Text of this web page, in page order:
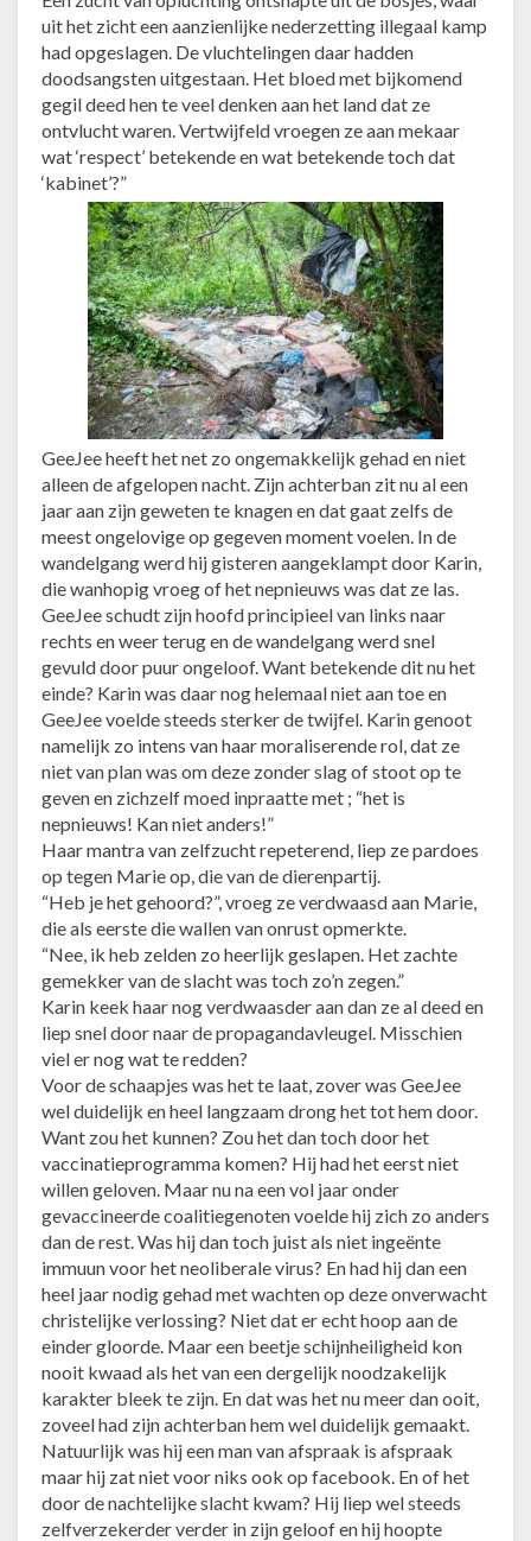
uit het zicht een aanzienlijke nederzetting illegaal kamp
had opgeslagen. De vluchtelingen daar hadden
doodsangsten uitgestaan. Het bloed met bijkomend
gegil deed hen te veel denken aan het land dat ze
ontvlucht waren. Vertwijfeld vroegen ze aan mekaar
wat ‘respect’ betekende en wat betekende toch dat
‘kabinet’?”
GeeJee heeft het net zo ongemakkelijk gehad en niet
alleen de afgelopen nacht. Zijn achterban zit nu al een
jaar aan zijn geweten te knagen en dat gaat zelfs de
meest ongelovige op gegeven moment voelen. In de
wandelgang werd hij gisteren aangeklampt door Karin,
die wanhopig vroeg of het nepnieuws was dat ze las.
GeeJee schudt zijn hoofd principieel van links naar
rechts en weer terug en de wandelgang werd snel
gevuld door puur ongeloof. Want betekende dit nu het
einde? Karin was daar nog helemaal niet aan toe en
GeeJee voelde steeds sterker de twijfel. Karin genoot
namelijk zo intens van haar moraliserende rol, dat ze
niet van plan was om deze zonder slag of stoot op te
geven en zichzelf moed inpraatte met ; “het is
nepnieuws! Kan niet anders!”
Haar mantra van zelfzucht repeterend, liep ze pardoes
op tegen Marie op, die van de dierenpartij.
“Heb je het gehoord?”, vroeg ze verdwaasd aan Marie,
die als eerste die wallen van onrust opmerkte.
“Nee, ik heb zelden zo heerlijk geslapen. Het zachte
gemekker van de slacht was toch zo’n zegen.”
Karin keek haar nog verdwaasder aan dan ze al deed en
liep snel door naar de propagandavleugel. Misschien
viel er nog wat te redden?
Voor de schaapjes was het te laat, zover was GeeJee
wel duidelijk en heel langzaam drong het tot hem door.
Want zou het kunnen? Zou het dan toch door het
vaccinatieprogramma komen? Hij had het eerst niet
willen geloven. Maar nu na een vol jaar onder
gevaccineerde coalitiegenoten voelde hij zich zo anders
dan de rest. Was hij dan toch juist als niet ingeënte
immuun voor het neoliberale virus? En had hij dan een
heel jaar nodig gehad met wachten op deze onverwacht
christelijke verlossing? Niet dat er echt hoop aan de
einder gloorde. Maar een beetje schijnheiligheid kon
nooit kwaad als het van een dergelijk noodzakelijk
karakter bleek te zijn. En dat was het nu meer dan ooit,
zoveel had zijn achterban hem wel duidelijk gemaakt.
Natuurlijk was hij een man van afspraak is afspraak
maar hij zat niet voor niks ook op facebook. En of het
door de nachtelijke slacht kwam? Hij liep wel steeds
zelfverzekerder verder in zijn geloof en hij hoopte